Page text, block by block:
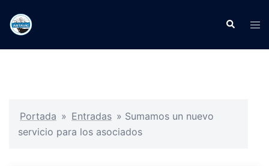
Portada » Entradas » Sumamos un nuevo
servicio para los asociados